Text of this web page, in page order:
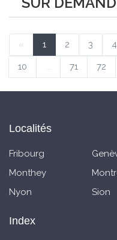
Lage.KLARTEXT: Helles
Wintergarten und bester
« 1 2 3 4
10 ... 71 72
Localités
Fribourg
Monthey
Nyon
Sion
Index